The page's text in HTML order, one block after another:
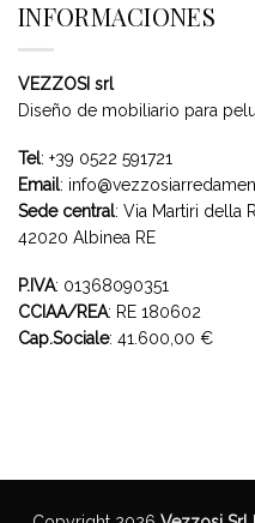
INFORMACIONES
VEZZOSI srl
Diseño de mobiliario para
Tel: +39 0522 591721
Email:
Sede central: Via Martiri della
42020 Albinea RE
P.IVA: 01368090351
CCIAA/REA: RE 180602
Cap.Sociale: 41.600,00 €